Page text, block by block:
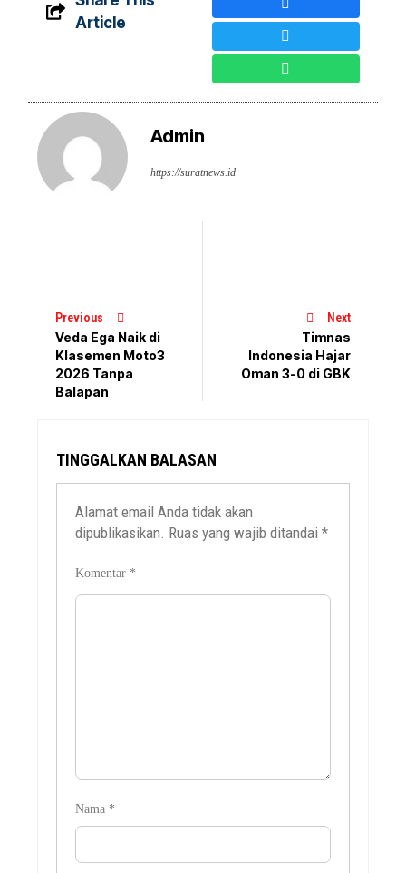
Article
Admin
https://suratnews.id
Previous
Veda Ega Naik di
Klasemen Moto3
2026 Tanpa
Balapan
Next
Timnas
Indonesia Hajar
Oman 3-0 di GBK
TINGGALKAN BALASAN
Alamat email Anda tidak akan
dipublikasikan. Ruas yang wajib ditandai*
Komentar *
Nama *